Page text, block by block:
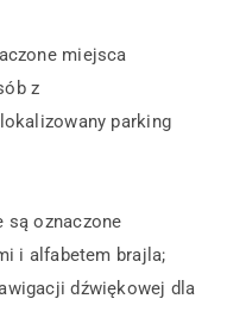
miejsca
z
parking
są oznaczone
i alfabetem brajla;
dźwiękowej dla